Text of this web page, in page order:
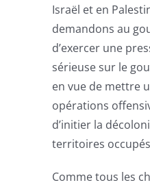
Israël et en
demandons au
d’exercer une
sérieuse sur le
en vue de mettre
opérations
d’initier la
territoires
Comme tous les